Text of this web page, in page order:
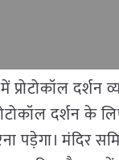
दर्शन
दर्शन के
पड़ेगा। मंदिर